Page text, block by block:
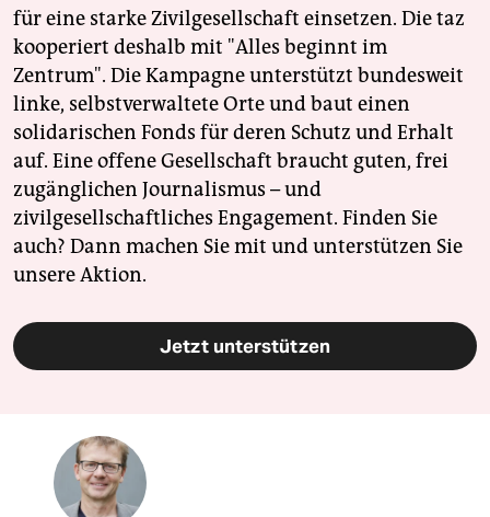
für eine starke Zivilgesellschaft einsetzen. Die taz
kooperiert deshalb mit "Alles beginnt im
Zentrum". Die Kampagne unterstützt bundesweit
linke, selbstverwaltete Orte und baut einen
solidarischen Fonds für deren Schutz und Erhalt
auf. Eine offene Gesellschaft braucht guten, frei
zugänglichen Journalismus – und
zivilgesellschaftliches Engagement. Finden Sie
auch? Dann machen Sie mit und unterstützen Sie
unsere Aktion.
Jetzt unterstützen